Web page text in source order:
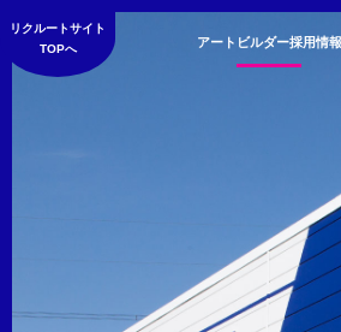
リクルートサイト
TOPへ
アートビルダー採用情報